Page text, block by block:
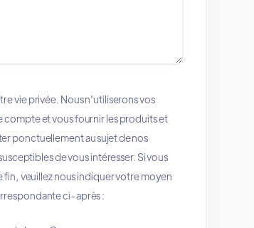
vie privée. Nous n'utiliserons vos
et vous fournir les produits et
ponctuellement au sujet de nos
de vous intéresser. Si vous
veuillez nous indiquer votre moyen
ci-après :